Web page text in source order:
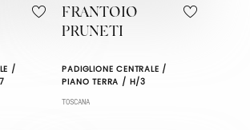
/
FRANTOIO
PRUNETI
PADIGLIONE CENTRALE /
PIANO TERRA / H/3
TOSCANA